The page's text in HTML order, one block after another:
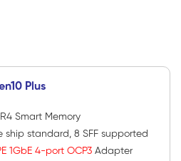
Plus
Smart Memory
ship standard, 8 SFF supported
1GbE 4-port OCP3Adapter